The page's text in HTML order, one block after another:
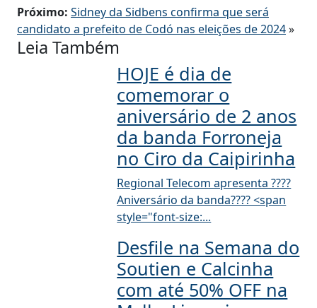
Próximo: Sidney da Sidbens confirma que será
candidato a prefeito de Codó nas eleições de 2024»
Leia Também
HOJE é dia de
comemorar o
aniversário de 2 anos
da banda Forroneja
no Ciro da Caipirinha
Regional Telecom apresenta ????
Aniversário da banda???? <span
style="font-size:...
Desfile na Semana do
Soutien e Calcinha
com até 50% OFF na